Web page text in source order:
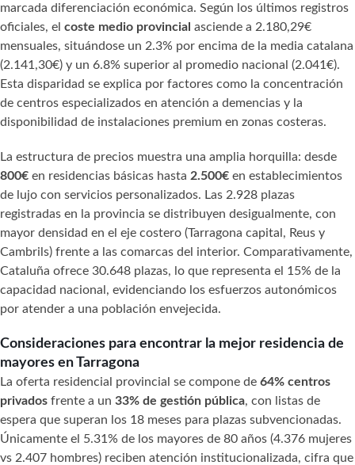
marcada diferenciación económica. Según los últimos registros
oficiales, el coste medio provincial asciende a 2.180,29€
mensuales, situándose un 2.3% por encima de la media catalana
(2.141,30€) y un 6.8% superior al promedio nacional (2.041€).
Esta disparidad se explica por factores como la concentración
de centros especializados en atención a demencias y la
disponibilidad de instalaciones premium en zonas costeras.
La estructura de precios muestra una amplia horquilla: desde
800€ en residencias básicas hasta 2.500€ en establecimientos
de lujo con servicios personalizados. Las 2.928 plazas
registradas en la provincia se distribuyen desigualmente, con
mayor densidad en el eje costero (Tarragona capital, Reus y
Cambrils) frente a las comarcas del interior. Comparativamente,
Cataluña ofrece 30.648 plazas, lo que representa el 15% de la
capacidad nacional, evidenciando los esfuerzos autonómicos
por atender a una población envejecida.
Consideraciones para encontrar la mejor residencia de
mayores en Tarragona
La oferta residencial provincial se compone de 64% centros
privados frente a un 33% de gestión pública, con listas de
espera que superan los 18 meses para plazas subvencionadas.
Únicamente el 5.31% de los mayores de 80 años (4.376 mujeres
vs 2.407 hombres) reciben atención institucionalizada, cifra que